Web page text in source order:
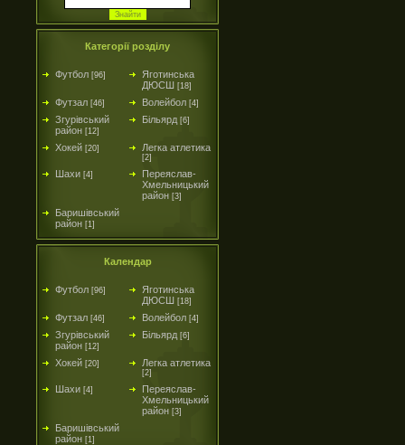
Категорії розділу
Футбол [96]
Яготинська
ДЮСШ [18]
Футзал [46] Волейбол [4]
Згурівський
район [12]
Більярд [6]
Хокей [20] Легка атлетика
[2]
Шахи [4]
Переяслав-
Хмельницький
район [3]
Баришівський
район [1]
Календар
Футбол [96]
Яготинська
ДЮСШ [18]
Футзал [46] Волейбол [4]
Згурівський
район [12]
Більярд [6]
Хокей [20] Легка атлетика
[2]
Шахи [4]
Переяслав-
Хмельницький
район [3]
Баришівський
район [1]